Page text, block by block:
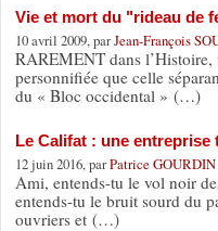
Vie et mort du "rideau de
10 avril 2009, parJean-François
RAREMENT dans l’Histoire,
personnifiée que celle
du « Bloc occidental » (…)
Le Califat : une entreprise
12 juin 2016, parPatrice GOURDIN
Ami, entends-tu le vol noir
entends-tu le bruit sourd du
ouvriers et (…)